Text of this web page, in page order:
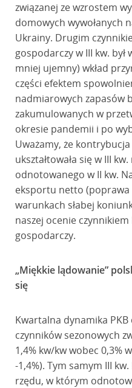
związanej ze wzrostem
domowych wywołanych
Ukrainy. Drugim
gospodarczy w III kw. był
mniej ujemny) wkład
części efektem
nadmiarowych zapasów
zakumulowanych w
okresie pandemii i po
Uważamy, że
ukształtowała się w III
odnotowanego w II kw.
eksportu netto
warunkach słabej
naszej ocenie
gospodarczy.
„Miękkie lądowanie”
się
Kwartalna dynamika PKB
czynników sezonowych
1,4% kw/kw wobec 0,3%
-1,4%). Tym samym III
rzędu, w którym